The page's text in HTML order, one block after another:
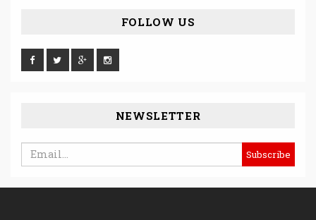
FOLLOW US
NEWSLETTER